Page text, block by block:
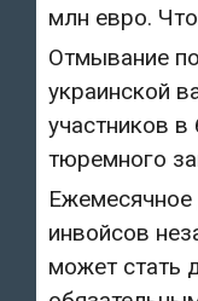
млн евро.
Отмывание
украинской
участников в
тюремного
Ежемесячное
инвойсов
может стать